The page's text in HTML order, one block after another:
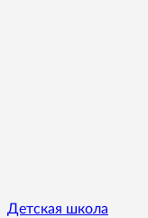
Детская школа